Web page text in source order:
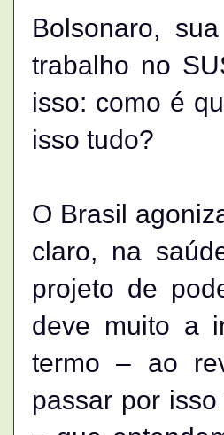
Bolsonaro,
trabalho no
isso: como é
isso tudo?
O Brasil
claro, na
projeto de
deve muito a
termo – ao
passar por